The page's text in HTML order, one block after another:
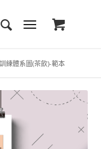
訓練體系圖(茶飲)-範本